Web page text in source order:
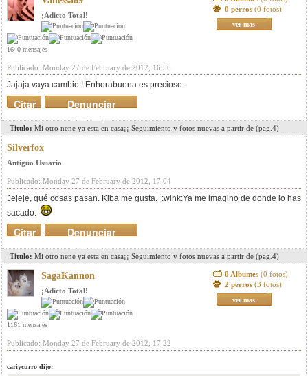
¡Adicto Total!
1640 mensajes
0 perros (0 fotos)
ver mas
Publicado: Monday 27 de February de 2012, 16:56
Jajaja vaya cambio ! Enhorabuena es precioso.
Denunciar
mensaje
Citar
Titulo: Mi otro nene ya esta en casa¡¡ Seguimiento y fotos nuevas a partir de (pag.4)
Silverfox
Antiguo Usuario
Publicado: Monday 27 de February de 2012, 17:04
Jejeje, qué cosas pasan. Kiba me gusta. :wink:Ya me imagino de donde lo has
sacado.
Denunciar
mensaje
Citar
Titulo: Mi otro nene ya esta en casa¡¡ Seguimiento y fotos nuevas a partir de (pag.4)
SagaKannon
¡Adicto Total!
1161 mensajes
0 Albumes (0 fotos)
2 perros (3 fotos)
ver mas
Publicado: Monday 27 de February de 2012, 17:22
cariycurro dijo: